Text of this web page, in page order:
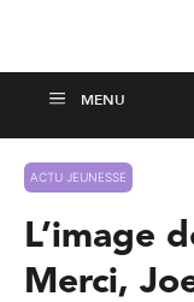
ACTU JEUNESSE
L’image
Merci,